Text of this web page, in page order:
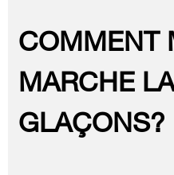
COMMENT
MARCHE
GLAÇONS?